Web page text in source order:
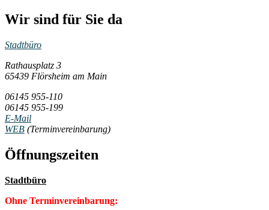
Wir sind für Sie da
Stadtbüro
Rathausplatz 3
65439 Flörsheim am Main
06145 955-110
06145 955-199
E-Mail
WEB (Terminvereinbarung)
Öffnungszeiten
Stadtbüro
Ohne Terminvereinbarung: